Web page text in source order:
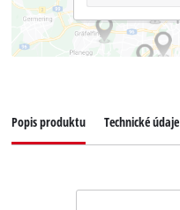
Popis produktu Technické údaje